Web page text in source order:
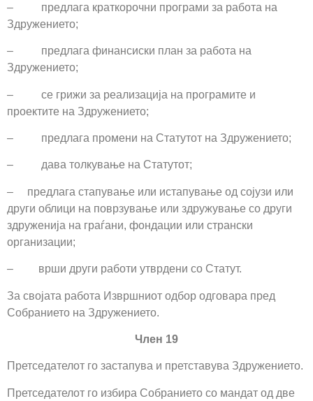
– предлага краткорочни програми за работа на
Здружението;
– предлага финансиски план за работа на
Здружението;
– се грижи за реализација на програмите и
проектите на Здружението;
– предлага промени на Статутот на Здружението;
– дава толкување на Статутот;
– предлага стапување или истапување од сојузи или
други облици на поврзување или здружување со други
здруженија на граѓани, фондации или странски
организации;
– врши други работи утврдени со Статут.
За својата работа Извршниот одбор одговара пред
Собранието на Здружението.
Член 19
Претседателот го застапува и претставува Здружението.
Претседателот го избира Собранието со мандат од две